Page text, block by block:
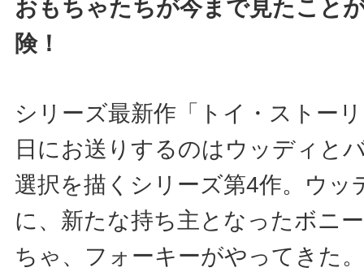
おもちゃたちが今まで見たこと
険！
シリーズ最新作「トイ・ストー
日にお送りするのはウッディと
選択を描くシリーズ第4作。ウッ
に、新たな持ち主となったボニ
ちゃ、フォーキーがやってきた